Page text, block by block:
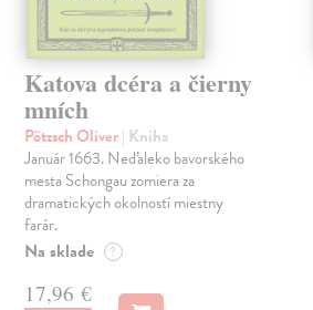
Katova dcéra a čierny
mních
Pötzsch Oliver| Kniha
Január 1663. Neďaleko bavorského
mesta Schongau zomiera za
dramatických okolností miestny
farár.
Na sklade ?
17,96 €